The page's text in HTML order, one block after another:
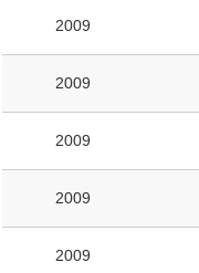
2009
2009
2009
2009
2009